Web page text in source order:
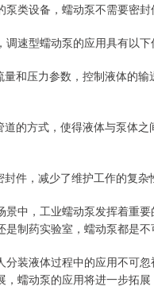
类设备，蠕动泵不需要密封
速型蠕动泵的应用具有以下
和压力参数，控制液体的
的方式，使得液体与泵体
件，减少了维护工作的复
中，工业蠕动泵发挥着重
制药实验室，蠕动泵都是不
装液体过程中的应用不可
蠕动泵的应用将进一步拓展